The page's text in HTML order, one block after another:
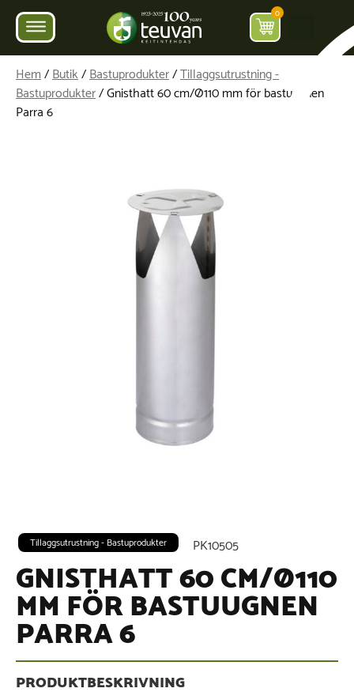
0
Hem/Butik/Bastuprodukter/Tillaggsutrustning -
Bastuprodukter/ Gnisthatt 60 cm/Ø110 mm för bastuugnen
Parra 6
PK10505
Tillaggsutrustning - Bastuprodukter
GNISTHATT 60 CM/Ø110
MM FÖR BASTUUGNEN
PARRA 6